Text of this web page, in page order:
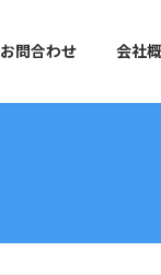
お問合わせ 会社